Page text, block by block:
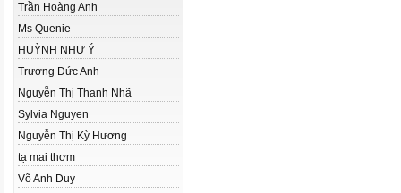
Trần Hoàng Anh
Ms Quenie
HUỲNH NHƯ Ý
Trương Đức Anh
Nguyễn Thị Thanh Nhã
Sylvia Nguyen
Nguyễn Thị Kỳ Hương
tạ mai thơm
Võ Anh Duy